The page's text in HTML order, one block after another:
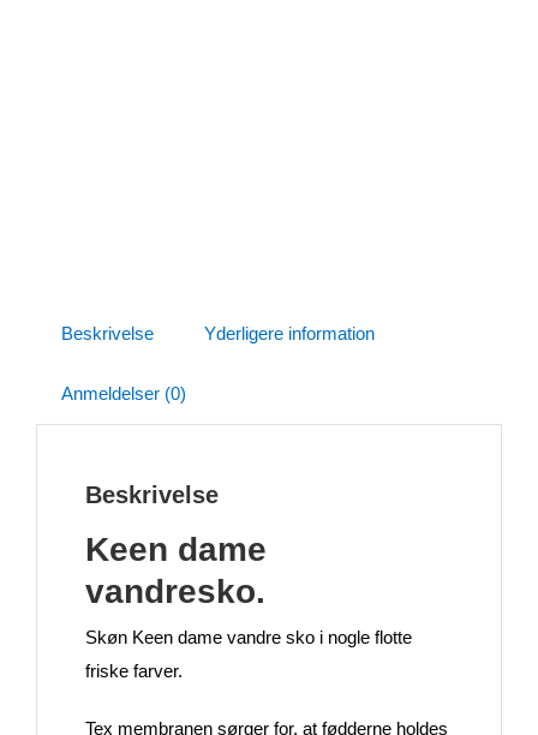
Beskrivelse Yderligere information
Anmeldelser (0)
Beskrivelse
Keen dame
vandresko.
Skøn Keen dame vandre sko i nogle flotte
friske farver.
Tex membranen sørger for, at fødderne holdes